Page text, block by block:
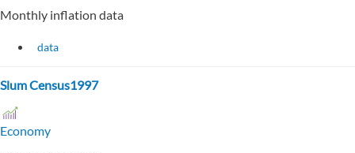
Monthly inflation data
data
Slum Census1997
Economy